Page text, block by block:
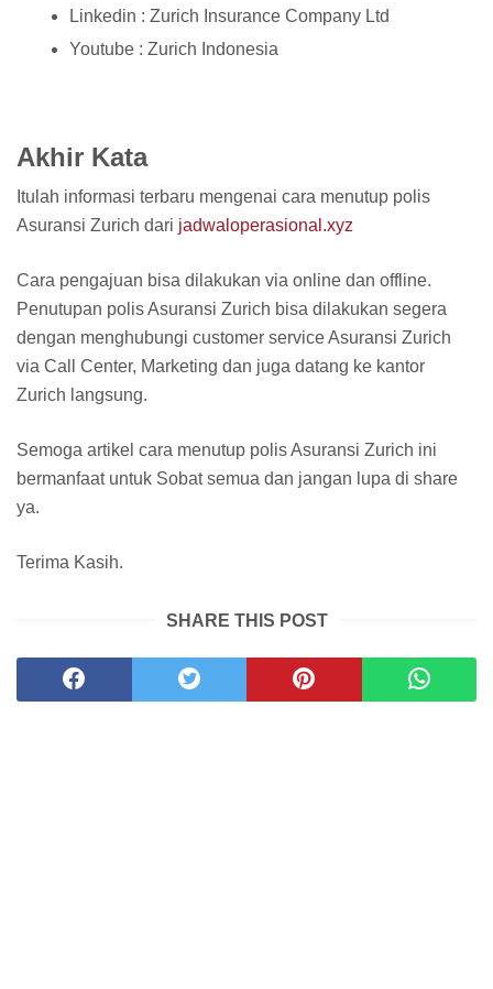
Linkedin : Zurich Insurance Company Ltd
Youtube : Zurich Indonesia
Akhir Kata
Itulah informasi terbaru mengenai cara menutup polis
Asuransi Zurich dari jadwaloperasional.xyz
Cara pengajuan bisa dilakukan via online dan offline.
Penutupan polis Asuransi Zurich bisa dilakukan segera
dengan menghubungi customer service Asuransi Zurich
via Call Center, Marketing dan juga datang ke kantor
Zurich langsung.
Semoga artikel cara menutup polis Asuransi Zurich ini
bermanfaat untuk Sobat semua dan jangan lupa di share
ya.
Terima Kasih.
SHARE THIS POST